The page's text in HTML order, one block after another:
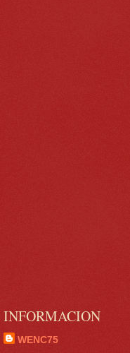
INFORMACION
WENC75